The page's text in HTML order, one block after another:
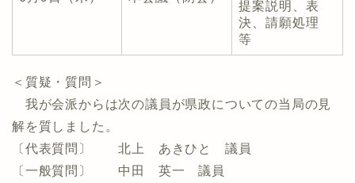
提案説明、表
決、請願処理
等
＜質疑・質問＞
我が会派からは次の議員が県政についての当局の見
解を質しました。
〔代表質問〕 北上 あきひと 議員
〔一般質問〕 中田 英一 議員